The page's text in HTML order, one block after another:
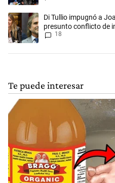
Un artículo de tendencia con el
Di Tullio impugnó a
presunto conflicto de
Tierras
18